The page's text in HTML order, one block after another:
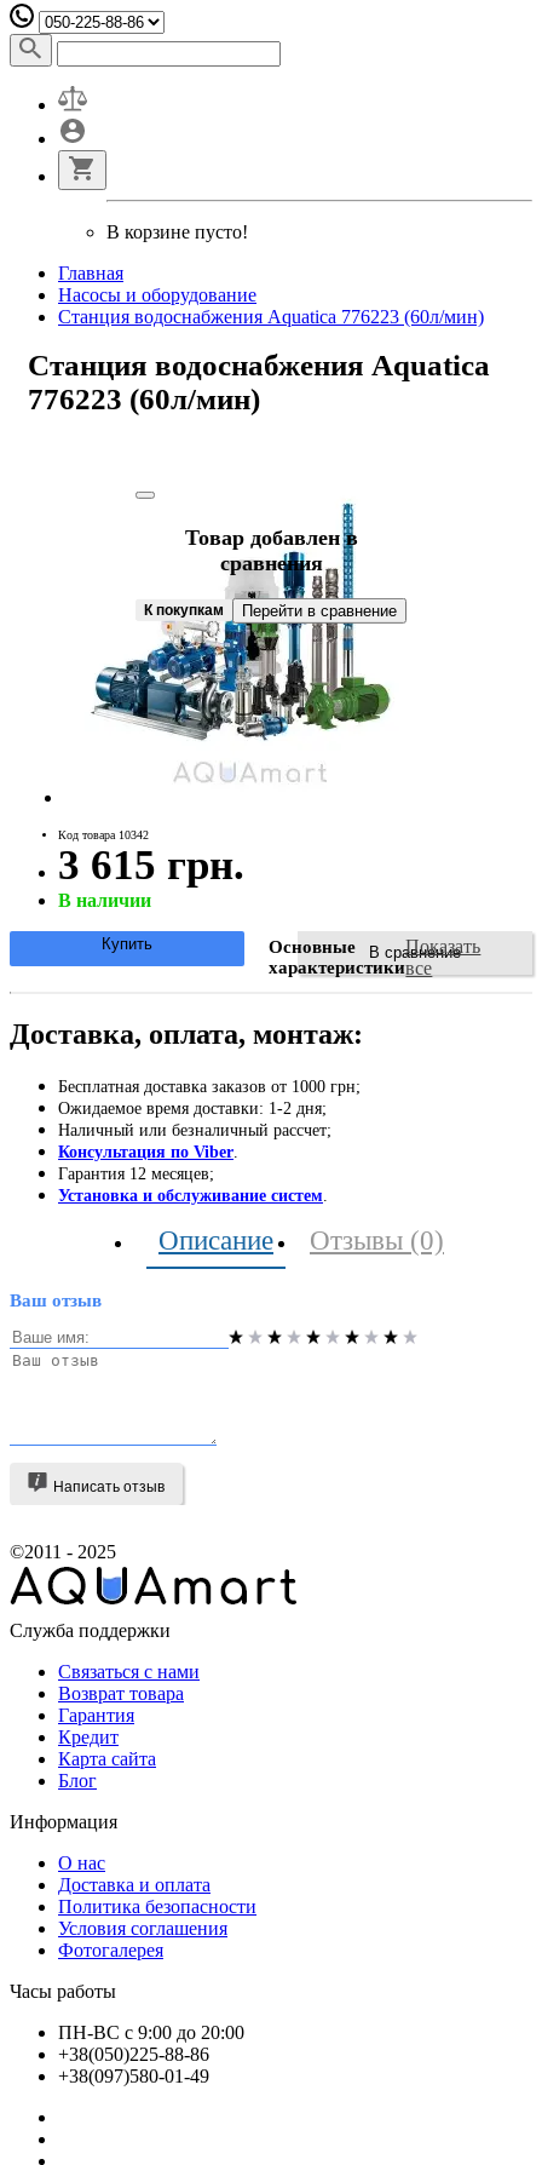
В корзине пусто!
Главная
Насосы и оборудование
Станция водоснабжения Aquatica 776223 (60л/мин)
Станция водоснабжения Aquatica
776223 (60л/мин)
Код товара 10342
3 615 грн.
В наличии
В сравнение
Купить
Основные
характеристики
Показать
все
Доставка, оплата, монтаж:
Бесплатная доставка заказов от 1000 грн;
Ожидаемое время доставки: 1-2 дня;
Наличный или безналичный рассчет;
Консультация по Viber
Гарантия 12 месяцев;
Установка и обслуживание систем
Описание Отзывы (0)
Ваш отзыв
Написать отзыв
©2011 - 2025
Служба поддержки
Связаться с нами
Возврат товара
Гарантия
Кредит
Карта сайта
Блог
Информация
О нас
Доставка и оплата
Политика безопасности
Условия соглашения
Фотогалерея
Часы работы
ПН-ВС с 9:00 до 20:00
+38(050)225-88-86
+38(097)580-01-49
Товар добавлен в
сравнения
К покупкам Перейти в сравнение